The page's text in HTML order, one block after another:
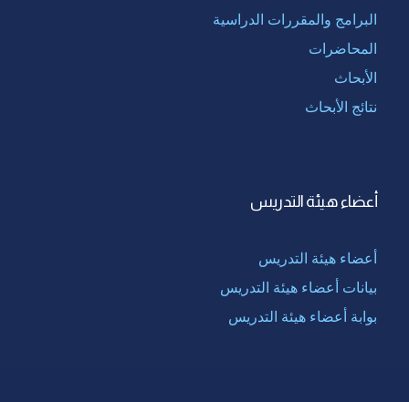
البرامج والمقررات الدراسية
المحاضرات
الأبحاث
نتائج الأبحاث
أعضاء هيئة التدريس
أعضاء هيئة التدريس
بيانات أعضاء هيئة التدريس
بوابة أعضاء هيئة التدريس